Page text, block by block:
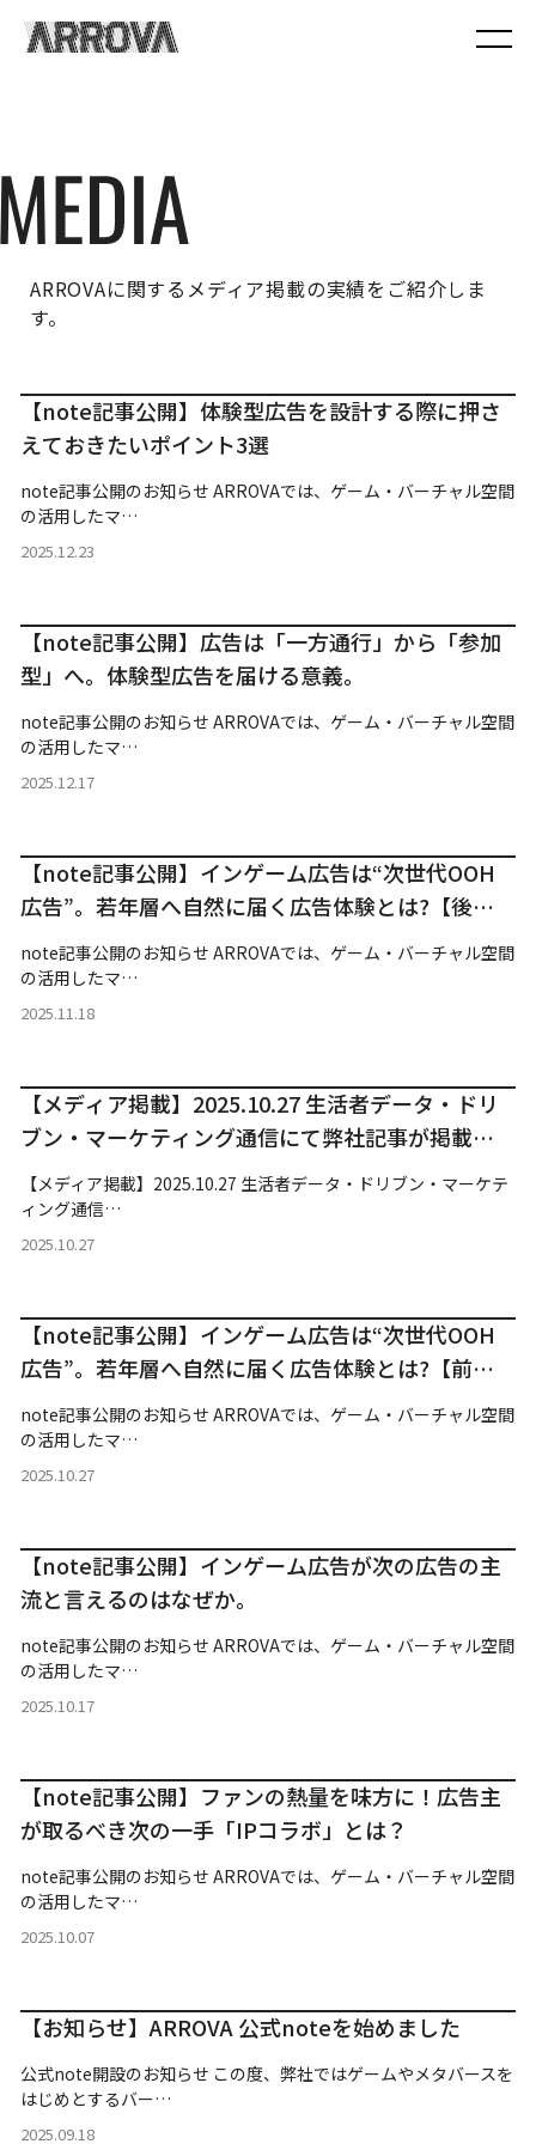
ARROVAに関するメディア掲載の実績をご紹介しま
す。
【note記事公開】体験型広告を設計する際に押さ
えておきたいポイント3選
note記事公開のお知らせ ARROVAでは、ゲーム・バーチャル空間
の活用したマ…
2025.12.23
【note記事公開】広告は「一方通行」から「参加
型」へ。体験型広告を届ける意義。
note記事公開のお知らせ ARROVAでは、ゲーム・バーチャル空間
の活用したマ…
2025.12.17
【note記事公開】インゲーム広告は“次世代OOH
広告”。若年層へ自然に届く広告体験とは?【後
編】
note記事公開のお知らせ ARROVAでは、ゲーム・バーチャル空間
の活用したマ…
2025.11.18
【メディア掲載】2025.10.27 生活者データ・ドリ
ブン・マーケティング通信にて弊社記事が掲載さ
れました。
【メディア掲載】2025.10.27 生活者データ・ドリブン・マーケテ
ィング通信…
2025.10.27
【note記事公開】インゲーム広告は“次世代OOH
広告”。若年層へ自然に届く広告体験とは?【前
編】
note記事公開のお知らせ ARROVAでは、ゲーム・バーチャル空間
の活用したマ…
2025.10.27
【note記事公開】インゲーム広告が次の広告の主
流と言えるのはなぜか。
note記事公開のお知らせ ARROVAでは、ゲーム・バーチャル空間
の活用したマ…
2025.10.17
【note記事公開】ファンの熱量を味方に！広告主
が取るべき次の一手「IPコラボ」とは？
note記事公開のお知らせ ARROVAでは、ゲーム・バーチャル空間
の活用したマ…
2025.10.07
【お知らせ】ARROVA 公式noteを始めました
公式note開設のお知らせ この度、弊社ではゲームやメタバースを
はじめとするバー…
2025.09.18